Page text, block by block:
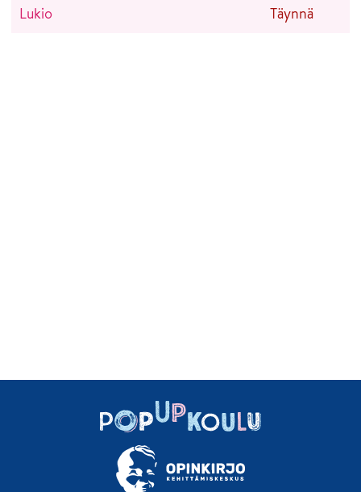
Lukio Täynnä